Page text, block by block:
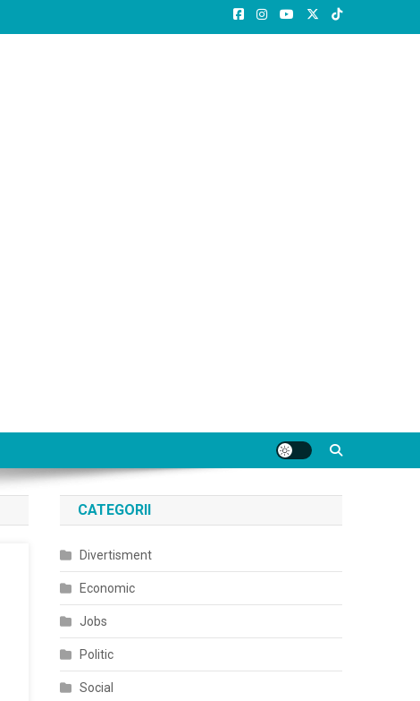
CATEGORII
Divertisment
Economic
Jobs
Politic
Social